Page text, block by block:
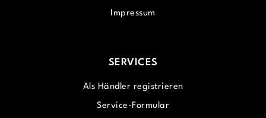
Impressum
SERVICES
Als Händler registrieren
Service-Formular